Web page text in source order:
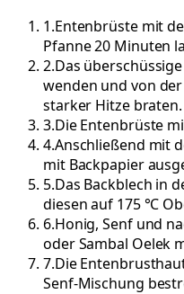
1.Entenbrüste mit
Pfanne 20 Minuten
2.Das
wenden und von
starker Hitze braten.
3.Die Entenbrüste
4.Anschließend mit
mit Backpapier
5.Das Backblech in
diesen auf 175 °C
6.Honig, Senf und
oder Sambal Oelek
7.Die
Senf-Mischung